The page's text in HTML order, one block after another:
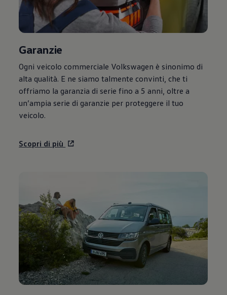
Garanzie
Ogni veicolo commerciale Volkswagen è sinonimo di
alta qualità. E ne siamo talmente convinti, che ti
offriamo la garanzia di serie fino a 5 anni, oltre a
un’ampia serie di garanzie per proteggere il tuo
veicolo.
Scopri di più